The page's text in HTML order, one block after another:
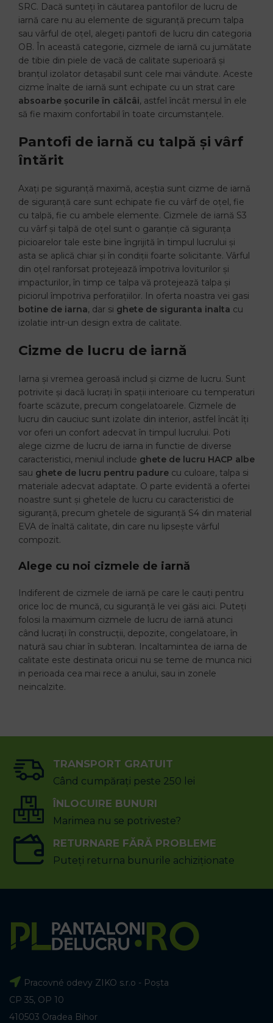
SRC. Dacă sunteți în căutarea pantofilor de lucru de
iarnă care nu au elemente de siguranță precum talpa
sau vârful de oțel, alegeți pantofi de lucru din categoria
OB. În această categorie, cizmele de iarnă cu jumătate
de tibie din piele de vacă de calitate superioară și
branțul izolator detașabil sunt cele mai vândute. Aceste
cizme înalte de iarnă sunt echipate cu un strat care
absoarbe șocurile în călcâi, astfel încât mersul în ele
să fie maxim confortabil în toate circumstanțele.
Pantofi de iarnă cu talpă și vârf
întărit
Axați pe siguranță maximă, aceștia sunt cizme de iarnă
de siguranță care sunt echipate fie cu vârf de oțel, fie
cu talpă, fie cu ambele elemente. Cizmele de iarnă S3
cu vârf și talpă de oțel sunt o garanție că siguranța
picioarelor tale este bine îngrijită în timpul lucrului și
asta se aplică chiar și în condiții foarte solicitante. Vârful
din oțel ranforsat protejează împotriva loviturilor și
impacturilor, în timp ce talpa vă protejează talpa și
piciorul împotriva perforațiilor. In oferta noastra vei gasi
botine de iarna, dar si ghete de siguranta inalta cu
izolatie intr-un design extra de calitate.
Cizme de lucru de iarnă
Iarna și vremea geroasă includ și cizme de lucru. Sunt
potrivite și dacă lucrați în spații interioare cu temperaturi
foarte scăzute, precum congelatoarele. Cizmele de
lucru din cauciuc sunt izolate din interior, astfel încât îți
vor oferi un confort adecvat în timpul lucrului. Poti
alege cizme de lucru de iarna in functie de diverse
caracteristici, meniul include ghete de lucru HACP albe
sau ghete de lucru pentru padure cu culoare, talpa si
materiale adecvat adaptate. O parte evidentă a ofertei
noastre sunt și ghetele de lucru cu caracteristici de
siguranță, precum ghetele de siguranță S4 din material
EVA de înaltă calitate, din care nu lipsește vârful
compozit.
Alege cu noi cizmele de iarnă
Indiferent de cizmele de iarnă pe care le cauți pentru
orice loc de muncă, cu siguranță le vei găsi aici. Puteți
folosi la maximum cizmele de lucru de iarnă atunci
când lucrați în construcții, depozite, congelatoare, în
natură sau chiar în subteran. Incaltamintea de iarna de
calitate este destinata oricui nu se teme de munca nici
in perioada cea mai rece a anului, sau in zonele
neincalzite.
TRANSPORT GRATUIT
Când cumpărați peste 250 lei
ÎNLOCUIRE BUNURI
Marimea nu se potriveste?
RETURNARE FĂRĂ PROBLEME
Puteți returna bunurile achiziționate
Pracovné odevy ZIKO s.r.o - Poșta
CP 35, OP 10
410503 Oradea Bihor